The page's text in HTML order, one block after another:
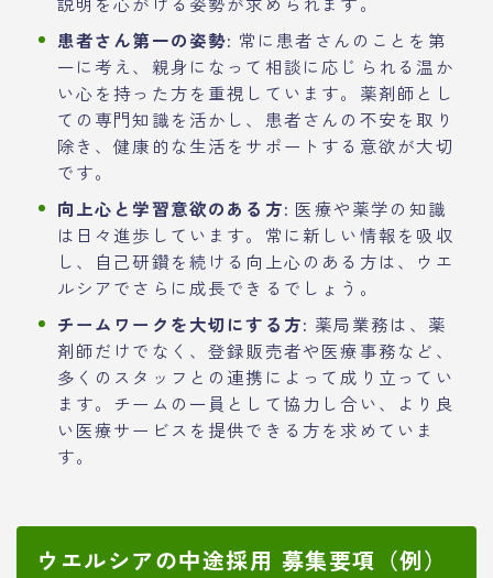
患者さん第一の姿勢: 常に患者さんのことを第
一に考え、親身になって相談に応じられる温か
い心を持った方を重視しています。薬剤師とし
ての専門知識を活かし、患者さんの不安を取り
除き、健康的な生活をサポートする意欲が大切
です。
向上心と学習意欲のある方: 医療や薬学の知識
は日々進歩しています。常に新しい情報を吸収
し、自己研鑽を続ける向上心のある方は、ウエ
ルシアでさらに成長できるでしょう。
チームワークを大切にする方: 薬局業務は、薬
剤師だけでなく、登録販売者や医療事務など、
多くのスタッフとの連携によって成り立ってい
ます。チームの一員として協力し合い、より良
い医療サービスを提供できる方を求めていま
す。
ウエルシアの中途採用 募集要項（例）